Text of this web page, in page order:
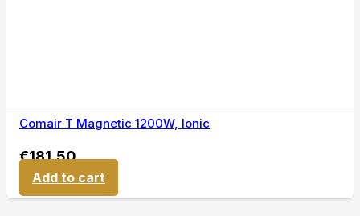
Comair T Magnetic 1200W, Ionic
€181,50
Add to cart